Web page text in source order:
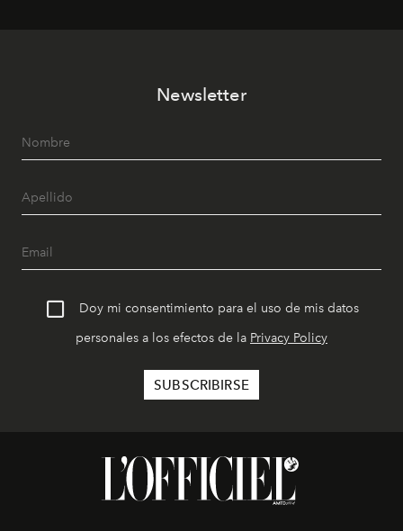
Newsletter
Doy mi consentimiento para el uso de mis datos
personales a los efectos de la Privacy Policy